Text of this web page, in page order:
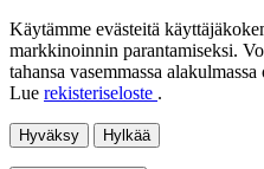
Käytämme evästeitä
markkinoinnin parantamiseksi.
tahansa vasemmassa
Lue rekisteriseloste .
Hyväksy Hylkää